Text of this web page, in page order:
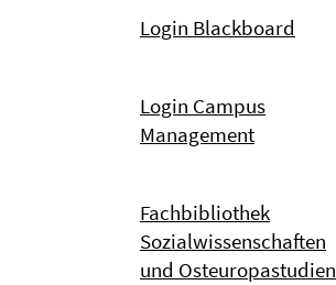
Login Blackboard
Login Campus
Management
Fachbibliothek
Sozialwissenschaften
und Osteuropastudien